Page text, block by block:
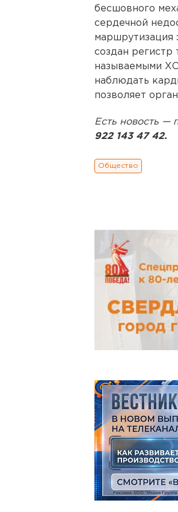
бесшовного
сердечной
маршрутизация
создан регистр
называемыми
наблюдать
позволяет
Есть новость —
922 143 47 42.
Общество